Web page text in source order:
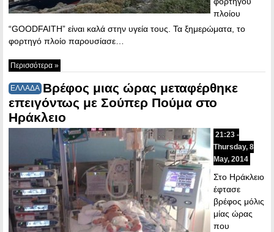
πλοίου
“GOODFAITH” είναι καλά στην υγεία τους. Τα ξημερώματα, το
φορτηγό πλοίο παρουσίασε…
Περισσότερα »
ΕΛΛΑΔΑ Βρέφος μιας ώρας μεταφέρθηκε
επειγόντως με Σούπερ Πούμα στο
Ηράκλειο
21:23 -
Thursday, 8
May, 2014
Στο Ηράκλειο
έφτασε
βρέφος μόλις
μίας ώρας
που